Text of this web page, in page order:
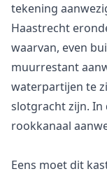
tekening
Haastrecht
waarvan, even
muurrestant
waterpartijen te
slotgracht zijn. In
rookkanaal
Eens moet dit